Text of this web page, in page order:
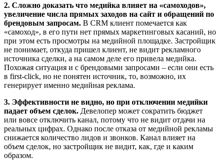
2. Сложно доказать что медийка влияет на «самоходов»,
увеличение числа прямых заходов на сайт и обращений по
брендовым запросам. В CRM клиент помечается как
«самоход», в его пути нет прямых маркетинговых касаний, но
при этом есть просмотры на медийной площадке. Застройщик
не понимает, откуда пришел клиент, не видит рекламного
источника сделки, а на самом деле его привела медийка.
Похожая ситуация и с брендовыми запросами – если они есть
в first-click, но не понятен источник, то, возможно, их
генерирует именно медийная реклама.
3. Эффективности не видно, но при отключении медийки
падает объем сделок. Девелопер может сократить бюджет
или вовсе отключить канал, потому что не видит отдачи на
реальных цифрах. Однако после отказа от медийной рекламы
снижается количество лидов и звонков. Канал влияет на
объем сделок, но застройщик не видит, как, где и каким
образом.